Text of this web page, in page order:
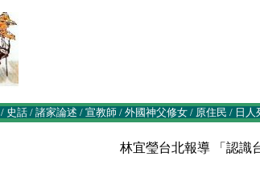
/ 史話 / 諸家論述 / 宣教師 / 外國神父修女 / 原住民 / 日人
林宜瑩台北報導 「認識